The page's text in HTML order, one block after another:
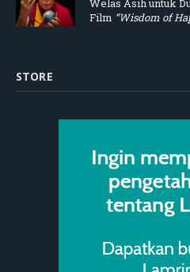
Welas Asih untuk
Film “Wisdom of
STORE